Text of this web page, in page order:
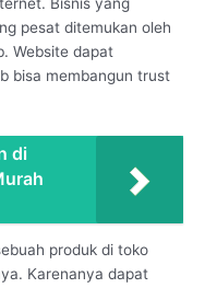
pesat ditemukan oleh
Website dapat
bisa membangun trust
di
produk di toko
Karenanya dapat